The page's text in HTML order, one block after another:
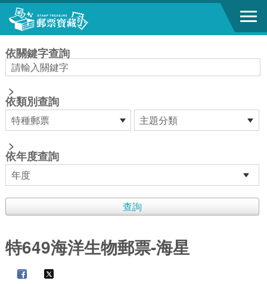
跳到主要內容區塊
依關鍵字查詢
>
依類別查詢
>
依年度查詢
特649海洋生物郵票-海星